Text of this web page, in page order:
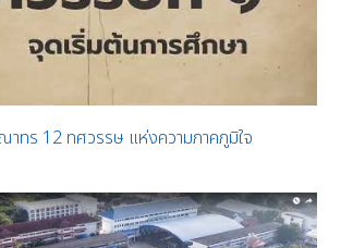
ทร 12 ทศวรรษ แห่งความภาคภูมิใจ